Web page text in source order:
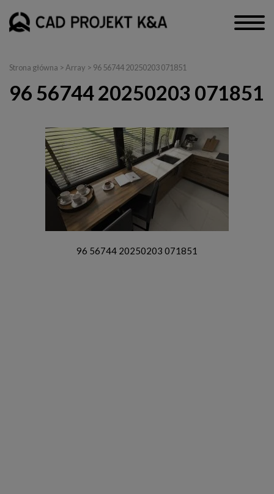
Strona główna > Array > 96 56744 20250203 071851
96 56744 20250203 071851
96 56744 20250203 071851